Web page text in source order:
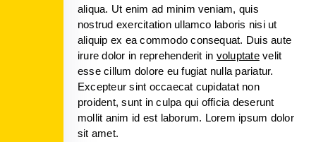
aliqua. Ut enim ad minim veniam, quis
nostrud exercitation ullamco laboris nisi ut
aliquip ex ea commodo consequat. Duis aute
irure dolor in reprehenderit in voluptatevelit
esse cillum dolore eu fugiat nulla pariatur.
Excepteur sint occaecat cupidatat non
proident, sunt in culpa qui officia deserunt
mollit anim id est laborum. Lorem ipsum dolor
sit amet.